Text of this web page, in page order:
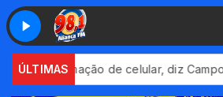
ÚLTIMASde celular, diz Campos Neto